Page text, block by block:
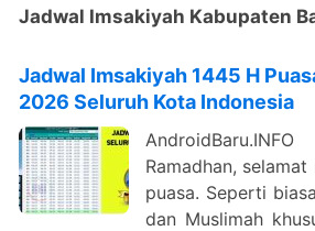
Jadwal Imsakiyah Kabupaten
Jadwal Imsakiyah 1445 H
2026 Seluruh Kota Indonesia
Ramadhan,
puasa. Seperti
dan Muslimah